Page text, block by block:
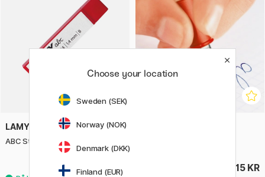
LAMY
ABC Stift 1.4 6-pakke
39 KR 115 KR
Choose your location
Sweden (SEK)
Norway (NOK)
Denmark (DKK)
Finland (EUR)